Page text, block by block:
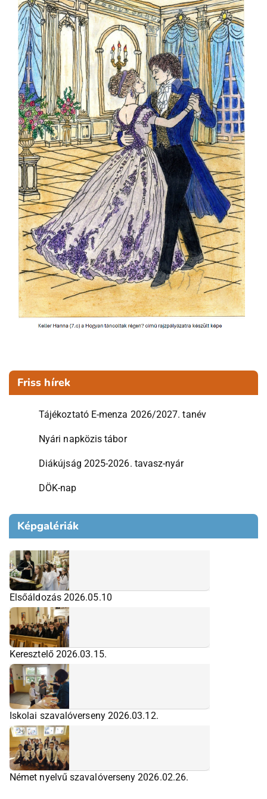
Friss hírek
Tájékoztató E-menza 2026/2027. tanév
Nyári napközis tábor
Diákújság 2025-2026. tavasz-nyár
DÖK-nap
Képgalériák
Elsőáldozás 2026.05.10
Keresztelő 2026.03.15.
Iskolai szavalóverseny 2026.03.12.
Német nyelvű szavalóverseny 2026.02.26.